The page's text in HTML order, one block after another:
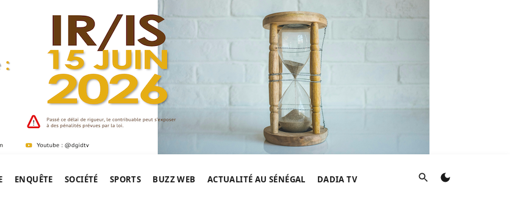
ENQUÊTE SOCIÉTÉ SPORTS BUZZ WEB ACTUALITÉ AU SÉNÉGAL DADIA TV Rechercher